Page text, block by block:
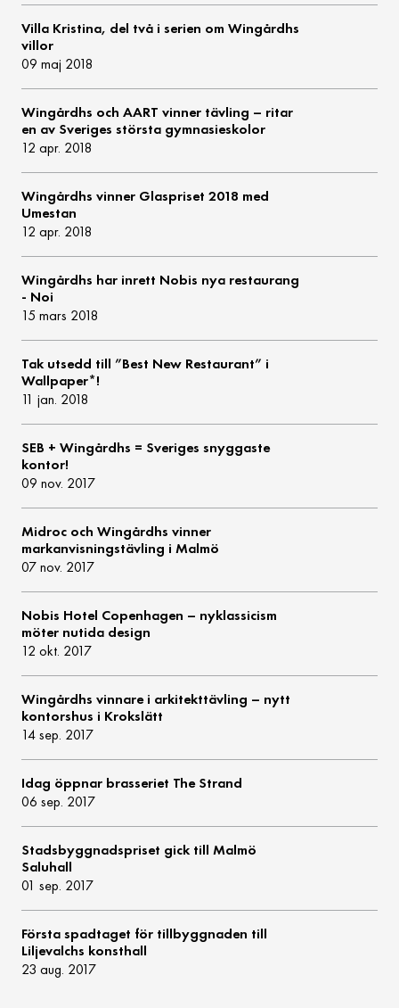
Villa Kristina, del två i serien om Wingårdhs
villor
09 maj 2018
Wingårdhs och AART vinner tävling – ritar
en av Sveriges största gymnasieskolor
12 apr. 2018
Wingårdhs vinner Glaspriset 2018 med
Umestan
12 apr. 2018
Wingårdhs har inrett Nobis nya restaurang
- Noi
15 mars 2018
Tak utsedd till ”Best New Restaurant” i
Wallpaper*!
11 jan. 2018
SEB + Wingårdhs = Sveriges snyggaste
kontor!
09 nov. 2017
Midroc och Wingårdhs vinner
markanvisningstävling i Malmö
07 nov. 2017
Nobis Hotel Copenhagen – nyklassicism
möter nutida design
12 okt. 2017
Wingårdhs vinnare i arkitekttävling – nytt
kontorshus i Krokslätt
14 sep. 2017
Idag öppnar brasseriet The Strand
06 sep. 2017
Stadsbyggnadspriset gick till Malmö
Saluhall
01 sep. 2017
Första spadtaget för tillbyggnaden till
Liljevalchs konsthall
23 aug. 2017